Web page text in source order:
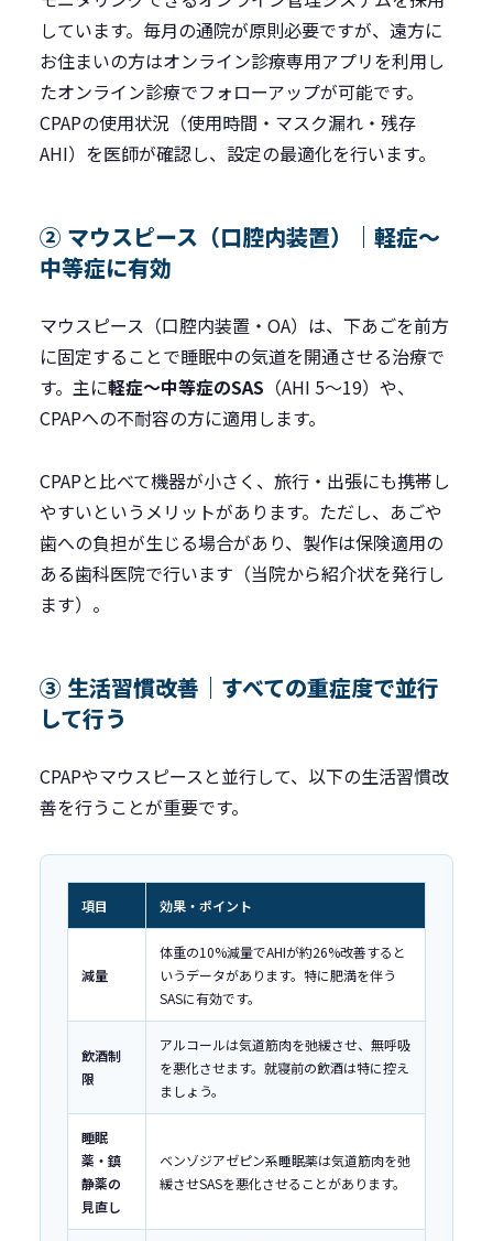
しています。毎月の通院が原則必要ですが、遠方に
お住まいの方はオンライン診療専用アプリを利用し
たオンライン診療でフォローアップが可能です。
CPAPの使用状況（使用時間・マスク漏れ・残存
AHI）を医師が確認し、設定の最適化を行います。
② マウスピース（口腔内装置）｜軽症〜
中等症に有効
マウスピース（口腔内装置・OA）は、下あごを前方
に固定することで睡眠中の気道を開通させる治療で
す。主に軽症〜中等症のSAS （AHI 5〜19）や、
CPAPへの不耐容の方に適用します。
CPAPと比べて機器が小さく、旅行・出張にも携帯し
やすいというメリットがあります。ただし、あごや
歯への負担が生じる場合があり、製作は保険適用の
ある歯科医院で行います（当院から紹介状を発行し
ます）。
③ 生活習慣改善｜すべての重症度で並行
して行う
CPAPやマウスピースと並行して、以下の生活習慣改
善を行うことが重要です。
項目 効果・ポイント
減量
体重の10%減量でAHIが約26%改善すると
いうデータがあります。特に肥満を伴う
SASに有効です。
飲酒制
限
アルコールは気道筋肉を弛緩させ、無呼吸
を悪化させます。就寝前の飲酒は特に控え
ましょう。
睡眠
薬・鎮
静薬の
見直し
ベンゾジアゼピン系睡眠薬は気道筋肉を弛
緩させSASを悪化させることがあります。